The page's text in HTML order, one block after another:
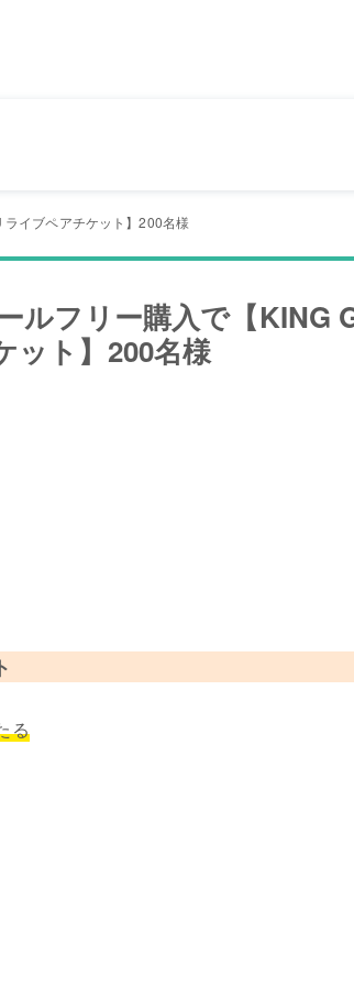
イブペアチケット】200名様
ルフリー購入で【KING
ット】200名様
る